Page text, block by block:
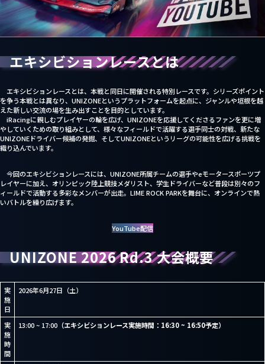
Team
Driver
Grass Roots
Vision
About us
Partner Sales
エキシビションレースとは
エキシビションレースとは、本戦と同日に開催される特別レースです。シリーズポイント
を争う本戦とは異なり、UNIZONEというプラットフォームを起点に、ジャンルや垣根を越
えた新しい交流の場を生み出すことを目的としています。
iRacingに親しむプレイヤーの輪を広げ、UNIZONEを応援してくださるファンを更に増
やしていくための取り組みとして、様々なフィールドで活躍する選手同士の対戦、新たな
UNIZONEドライバー候補の発掘、そしてUNIZONEというリーグの可能性を広げる挑戦を
織り込んでいます。
今回のエキシビションレースには、UNIZONE所属チームの選手やeモータースポーツプ
レイヤーに加え、オリンピック陸上競技メダリスト、学生ドライバーなど普段は別々のフ
ィールドで活動する多彩なメンバーが出走。LIME ROCK PARKを舞台に、オンラインで熱
いバトルを繰り広げます。
YouTube配信
UNIZONE 2026 Rd.3 大会概要
実
施
日
2026年6月27日（土）
実
施
時
間
13:00 ~ 17:00（エキシビションレース実施時間：16:30 ~ 16:50予定）